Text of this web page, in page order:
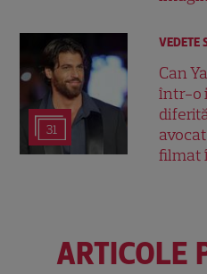
31
VEDETE
Can
într-o
filmat
ARTICOLE